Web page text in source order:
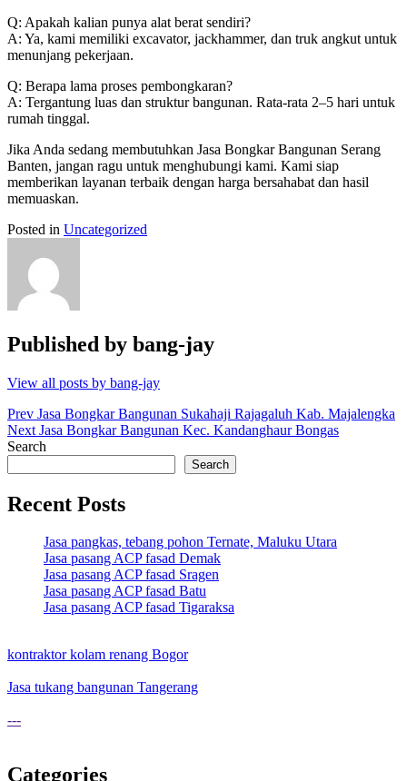
Q: Apakah kalian punya alat berat sendiri?
A: Ya, kami memiliki excavator, jackhammer, dan truk angkut untuk
menunjang pekerjaan.
Q: Berapa lama proses pembongkaran?
A: Tergantung luas dan struktur bangunan. Rata-rata 2–5 hari untuk
rumah tinggal.
Jika Anda sedang membutuhkan Jasa Bongkar Bangunan Serang
Banten, jangan ragu untuk menghubungi kami. Kami siap
memberikan layanan terbaik dengan harga bersahabat dan hasil
memuaskan.
Posted in Uncategorized
Published by bang-jay
View all posts by bang-jay
Post
navigation
Prev Jasa Bongkar Bangunan Sukahaji Rajagaluh Kab. Majalengka
Next Jasa Bongkar Bangunan Kec. Kandanghaur Bongas
Search
Search
Recent Posts
Jasa pangkas, tebang pohon Ternate, Maluku Utara
Jasa pasang ACP fasad Demak
Jasa pasang ACP fasad Sragen
Jasa pasang ACP fasad Batu
Jasa pasang ACP fasad Tigaraksa
kontraktor kolam renang Bogor
Jasa tukang bangunan Tangerang
---
Categories